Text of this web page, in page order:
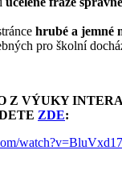
hrubé a jemné
pro školní
Z VÝUKY
ZDE: